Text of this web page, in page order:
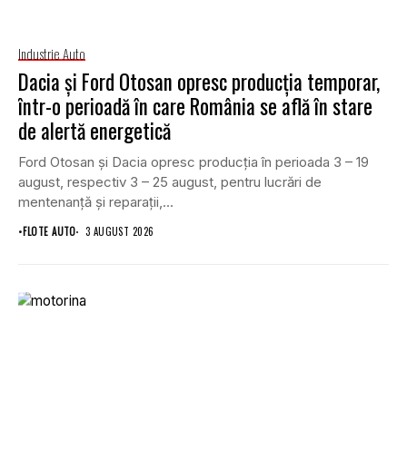
Industrie Auto
Dacia și Ford Otosan opresc producția temporar,
într-o perioadă în care România se află în stare
de alertă energetică
Ford Otosan și Dacia opresc producția în perioada 3 – 19
august, respectiv 3 – 25 august, pentru lucrări de
mentenanță și reparații,...
•FLOTE AUTO 3 AUGUST 2026